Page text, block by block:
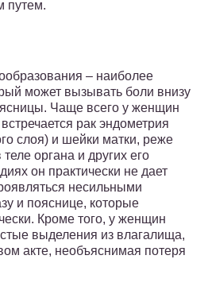
путем.
– наиболее
может вызывать боли внизу
Чаще всего у женщин
рак эндометрия
слоя) и шейки матки, реже
органа и других его
он практически не дает
несильными
и пояснице, которые
Кроме того, у женщин
выделения из влагалища,
акте, необъяснимая потеря